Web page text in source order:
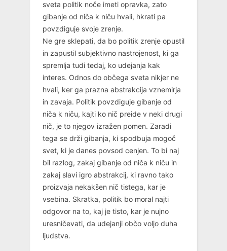
sveta politik noče imeti opravka, zato
gibanje od niča k niču hvali, hkrati pa
povzdiguje svoje zrenje.
Ne gre sklepati, da bo politik zrenje opustil
in zapustil subjektivno nastrojenost, ki ga
spremlja tudi tedaj, ko udejanja kak
interes. Odnos do občega sveta nikjer ne
hvali, ker ga prazna abstrakcija vznemirja
in zavaja. Politik povzdiguje gibanje od
niča k niču, kajti ko nič preide v neki drugi
nič, je to njegov izražen pomen. Zaradi
tega se drži gibanja, ki spodbuja mogoč
svet, ki je danes povsod cenjen. To bi naj
bil razlog, zakaj gibanje od niča k niču in
zakaj slavi igro abstrakcij, ki ravno tako
proizvaja nekakšen nič tistega, kar je
vsebina. Skratka, politik bo moral najti
odgovor na to, kaj je tisto, kar je nujno
uresničevati, da udejanji občo voljo duha
ljudstva.